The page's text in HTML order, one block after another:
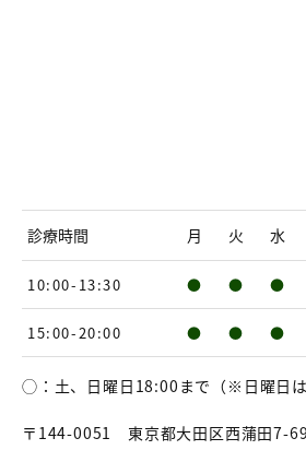
診療時間 月 火 水
10:00-13:30 ● ● ●
15:00-20:00 ● ● ●
◯：土、日曜日18:00まで（※日曜日は
〒144-0051 東京都大田区西蒲田7-